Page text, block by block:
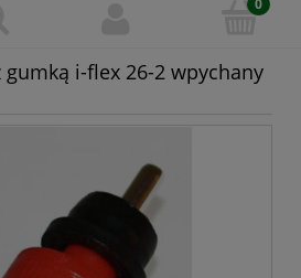
i-flex 26-2 wpychany